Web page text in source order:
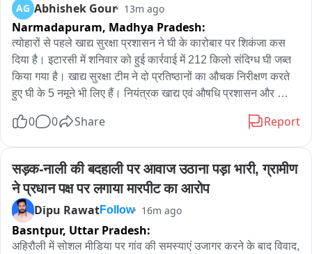
Article 51A(h), which speaks of developing a scientific
temper, has been thrown into the dustbin, Owaisi said.
Referring to Article 28 of the Constitution, he added, Article
28 clearly states that no religious instruction shall be
of State funds.
Owaisi also stressed the importance of critical thinking in a
democracy, saying, Students must remember that national
interest means questioning the government.
Questioning the reported instructions issued during the
convocation, Owaisi asked whether asking students to
AG Abhishek Gour 13m ago
Narmadapuram, Madhya Pradesh:
त्योहारों से पहले खाद्य सुरक्षा प्रशासन ने घी के कारोबार पर शिकंजा कस
दिया है। इटारसी में शनिवार को हुई कार्रवाई में 212 किलो संदिग्ध घी जब्त
किया गया है। खाद्य सुरक्षा टीम ने दो प्रतिष्ठानों का औचक निरीक्षण करते
हुए घी के 5 नमूने भी लिए हैं। नियंत्रक खाद्य एवं औषधि प्रशासन और
अभियान के तहत खाद्य सुरक्षा अधिकारी बी.एस. धाकड़ और कमलेश एस.
और बड़कुल ब्रदर्स का औचक निरीक्षण किया। कार्रवाई के दौरान ब्रजवासी
घी और डेयरी बेस्ट घी के कुल 5 नमूनے लिए गए। घी की गुणवत्ता को लेकर
संदेह के चलते जनहित में करीब 212 किलो घी जब्त कर लिया गया।
इटारसी की आज की कार्रवाई को मिलाकर नर्मदापुरम और इटारसी में पिछले
तीन दिनों के दौरान करीब 712 किलो संदिग्ध घी जब्त किया गया है। जब्त
0 0 Share Report
सड़क-नाली की बदहाली पर आवाज उठाना पड़ा भारी, ग्रामीण
ने प्रधान पक्ष पर लगाया मारपीट का आरोप
Dipu RawatFollow 16m ago
Basntpur, Uttar Pradesh:
अहिरौली में सोशल मीडिया पर गांव की समस्याएं उजागर करने के बाद विवाद,